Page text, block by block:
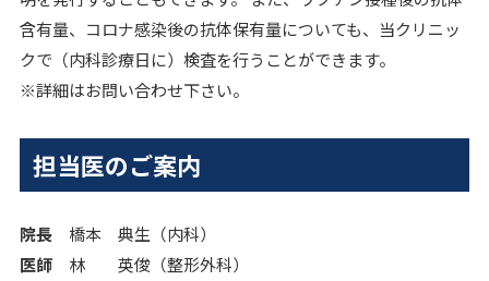
含有量、コロナ感染後の抗体保有量についても、当クリニッ
クで（内科診療日に）検査を行うことができます。
※詳細はお問い合わせ下さい。
担当医のご案内
院長橋本 典生（内科）
医師林 英俊（整形外科）